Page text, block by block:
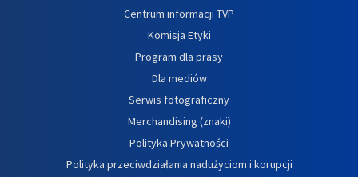
Centrum informacji TVP
Komisja Etyki
Program dla prasy
Dla mediów
Serwis fotograficzny
Merchandising (znaki)
Polityka Prywatności
Polityka przeciwdziałania nadużyciom i korupcji